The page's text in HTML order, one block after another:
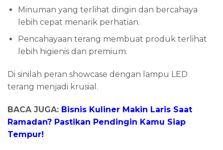
Minuman yang terlihat dingin dan bercahaya
lebih cepat menarik perhatian.
Pencahayaan terang membuat produk terlihat
lebih higienis dan premium.
Di sinilah peran showcase dengan lampu LED
terang menjadi krusial.
BACA JUGA: Bisnis Kuliner Makin Laris Saat
Ramadan? Pastikan Pendingin Kamu Siap
Tempur!